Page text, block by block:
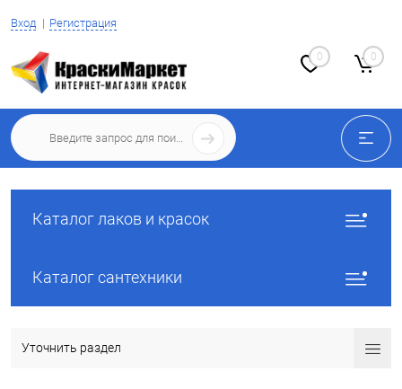
Вход Регистрация
0 0
Каталог лаков и красок
Каталог сантехники
Уточнить раздел